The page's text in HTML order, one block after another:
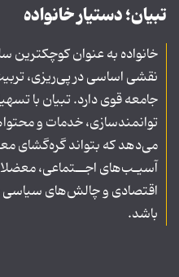
تبیان؛ دستیار خانواده
خانواده به عنوان کوچکترین
نقشی اساسی در پی‌ریزی،
جامعه قوی دارد. تبیان با
توانمندسازی، خدمات و
می‌دهد که بتواند گره‌گشای
آسیـب‌های اجــتماعی،
اقتصادی و چالش‌های سیاسی
باشد.